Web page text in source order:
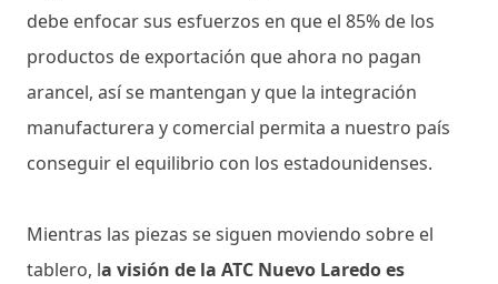
debe enfocar sus esfuerzos en que el 85% de los
productos de exportación que ahora no pagan
arancel, así se mantengan y que la integración
manufacturera y comercial permita a nuestro país
conseguir el equilibrio con los estadounidenses.
Mientras las piezas se siguen moviendo sobre el
tablero, la visión de la ATC Nuevo Laredo es